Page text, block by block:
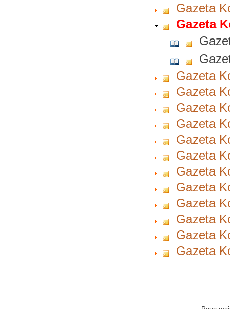
Gazeta
Gazeta
Gazeta
Gazeta
Gazeta
Gazeta
Gazeta
Gazeta
Gazeta
Gazeta
Gazeta
Gazeta
Gazeta
Gazeta